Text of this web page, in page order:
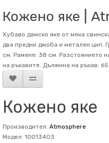
Кожено яке |
Хубаво дамско яке от мека
два предни джоба и метален цип.
см. Рамене: 38 см. Разстоянието
на ръкавите. Дължина на ръкав:
Кожено яке
Производител: Atmosphere
Модел: 10013403